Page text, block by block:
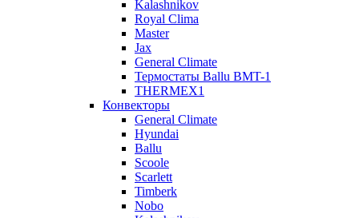
Kalashnikov
Royal Clima
Master
Jax
General Climate
Термостаты Ballu BMT-1
THERMEX1
Конвекторы
General Climate
Hyundai
Ballu
Scoole
Scarlett
Timberk
Nobo